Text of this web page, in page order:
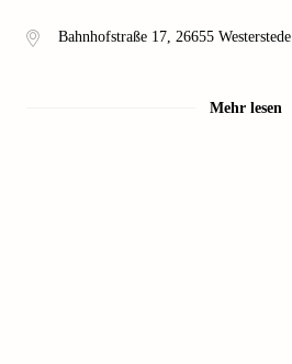
Bahnhofstraße 17, 26655 Westerstede
Mehr lesen